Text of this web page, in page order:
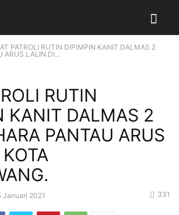
PATROLI RUTIN DIPIMPIN KANIT DALMAS 2
ARUS LALIN DI...
RUTIN
KANIT DALMAS 2
PANTAU ARUS
Januari 2021 331